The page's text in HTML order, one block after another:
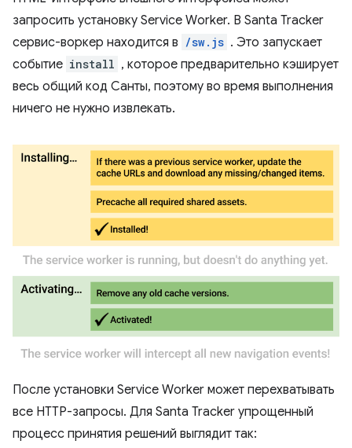
запросить установку Service Worker. В Santa Tracker
сервис-воркер находится в /sw.js . Это запускает
событие install , которое предварительно кэширует
весь общий код Санты, поэтому во время выполнения
ничего не нужно извлекать.
После установки Service Worker может перехватывать
все HTTP-запросы. Для Santa Tracker упрощенный
процесс принятия решений выглядит так: